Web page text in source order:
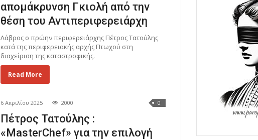
απομάκρυνση Γκιολή από την
θέση του Αντιπεριφερειάρχη
Λάβρος ο πρώην περιφερειάρχης Πέτρος Τατούλης
κατά της περιφερειακής αρχής Πτωχού στη
διαχείριση της καταστροφικής.
Read More
6 Απριλίου 2025 2000 0
Πέτρος Τατούλης :
«MasterChef» για την επιλογή